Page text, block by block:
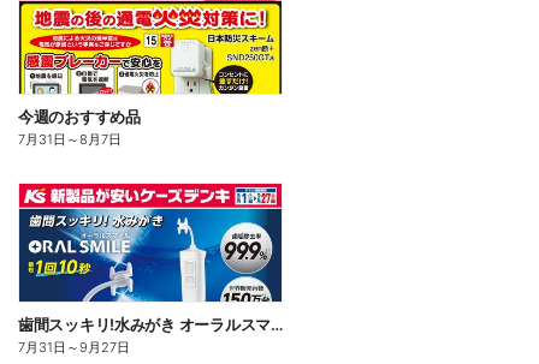
今週のおすすめ品
7月31日 ～8月7日
歯間スッキリ!水みがき オーラルスマイル
7月31日 ～9月27日